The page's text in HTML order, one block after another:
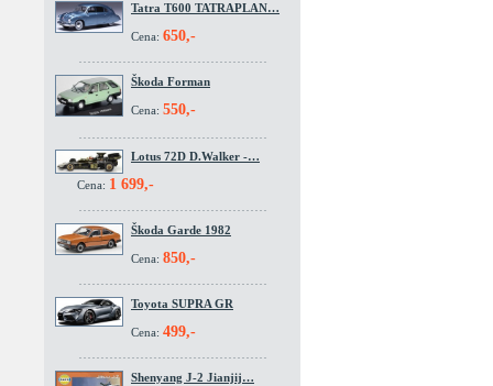
Tatra T600 TATRAPLAN…
Cena: 650,-
Škoda Forman
Cena: 550,-
Lotus 72D D.Walker -…
Cena: 1 699,-
Škoda Garde 1982
Cena: 850,-
Toyota SUPRA GR
Cena: 499,-
Shenyang J-2 Jianjij…